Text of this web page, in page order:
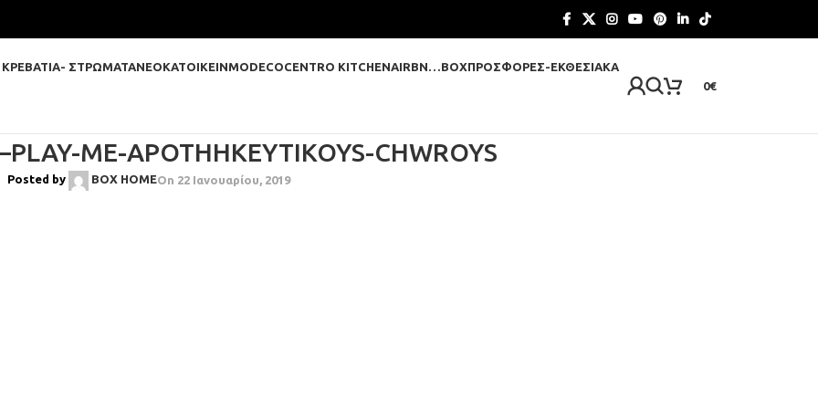
ΚΡΕΒΑΤΙΑ- ΣΤΡΩΜΑΤΑΝΕΟΚΑΤΟΙΚΕΙΝMODECOCENTRO KITCHENAIRBN…BOXΠΡΟΣΦΟΡΈΣ-ΕΚΘΕΣΙΑΚΆ
0€
ME-APOTHHKEYTIKOYS-CHWROYS
Posted by BOX HOMEOn 22 Ιανουαρίου, 2019